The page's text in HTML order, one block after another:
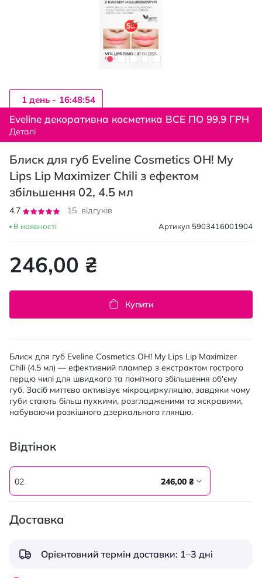
Перейти
до
початку
галереї
Eveline декоративна косметика ВСЕ ПО 99,9 ГРН
Деталі
1 день - 16:48:54
Блиск для губ Eveline Cosmetics OH! My
Lips Lip Maximizer Chili з ефектом
збільшення 02, 4.5 мл
Рейтинг:
4.7
15 відгуків
В наявності Артикул 5903416001904
246,00 ₴
Купити
Блиск для губ Eveline Cosmetics OH! My Lips Lip Maximizer
Chili (4.5 мл) — ефективний плампер з екстрактом гострого
перцю чилі для швидкого та помітного збільшення об'єму
губ. Засіб миттєво активізує мікроциркуляцію, завдяки чому
губи стають більш пухкими, розгладженими та яскравими,
набуваючи розкішного дзеркального глянцю.
Відтінок
02 246,00 ₴
Доставка
Орієнтовний термін доставки: 1–3 дні